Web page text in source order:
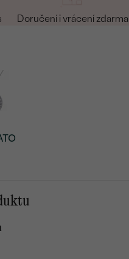
Doručení i vrácení zdarma